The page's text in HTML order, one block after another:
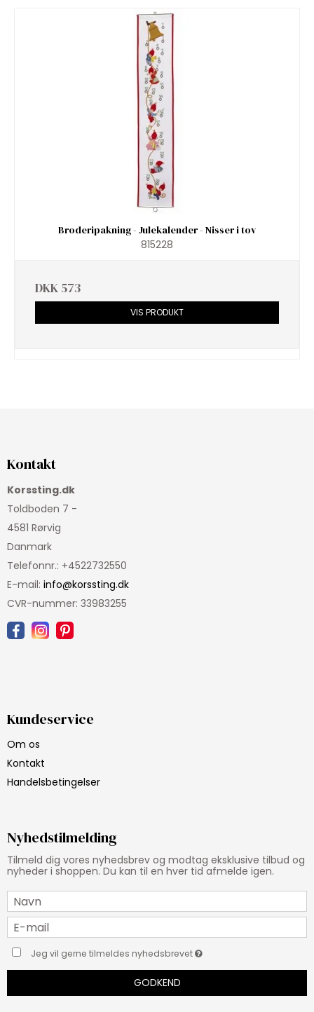
Broderipakning - Julekalender - Nisser i tov
815228
DKK 573
VIS PRODUKT
Kontakt
Korssting.dk
Toldboden 7 -
4581 Rørvig
Danmark
Telefonnr.: +4522732550
E-mail: info@korssting.dk
CVR-nummer: 33983255
Kundeservice
Om os
Kontakt
Handelsbetingelser
Nyhedstilmelding
Tilmeld dig vores nyhedsbrev og modtag eksklusive tilbud og
nyheder i shoppen. Du kan til en hver tid afmelde igen.
Jeg vil gerne tilmeldes nyhedsbrevet
GODKEND